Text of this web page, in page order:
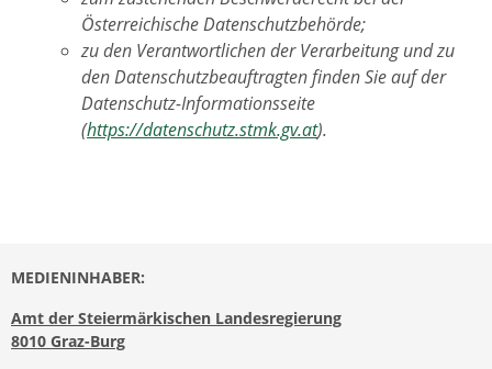
Österreichische Datenschutzbehörde;
zu den Verantwortlichen der Verarbeitung und zu
den Datenschutzbeauftragten finden Sie auf der
Datenschutz-Informationsseite
(https://datenschutz.stmk.gv.at).
MEDIENINHABER:
Amt der Steiermärkischen Landesregierung
8010 Graz-Burg